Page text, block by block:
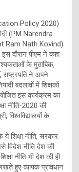
Policy 2020)
(PM Narendra
Ram Nath Kovind)
दौरान पीएम ने कहा
के मुताबिक,
राष्ट्रपति ने अपने
बदलावों में शिक्षकों
इस कार्यक्रम का
नीति-2020 की
विश्वविद्यालयों के
शिक्षा नीति, सरकार
विदेश नीति देश की
नीति भी देश की ही
रखते हुए व्यापक प्रावधान